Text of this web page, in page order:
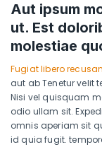
Aut ipsum
ut. Est
molestiae
Fugiat libero
aut ab Tenetur velit
Nisi vel quisquam
odio ullam sit.
omnis aperiam sit
id quia fugit.